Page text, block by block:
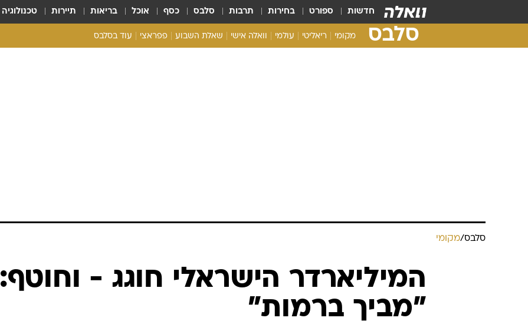
חדשות ספורט בחירות תרבות סלבס כסף אוכל בריאות תיירות טכנולוגיה
סלבס מקומי ריאליטי עולמי וואלה אישי שאלת השבוע פפראצי עוד בסלבס
סלבס/מקומי
המיליארדר הישראלי חוגג - וחוטף:
"מביך ברמות"